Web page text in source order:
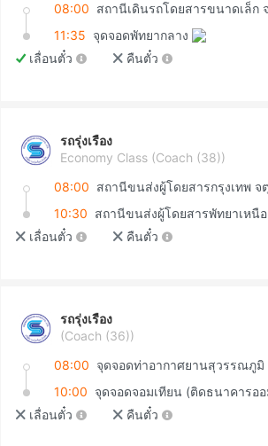
08:00
11:35 จุดจอดพัทยากลาง
เลื่อนตั๋ว
คืนตั๋ว
รถรุ่งเรือง
Economy Class (Coach (38))
08:00
10:30 สถานีขนส่งผู้โดยสารพัทยาเหนือ
เลื่อนตั๋ว
คืนตั๋ว
รถรุ่งเรือง
(Coach (36))
08:00
10:00
เลื่อนตั๋ว
คืนตั๋ว